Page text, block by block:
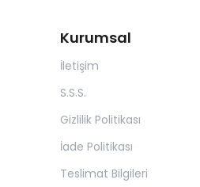
Kurumsal
İletişim
S.S.S.
Gizlilik Politikası
İade Politikası
Teslimat Bilgileri